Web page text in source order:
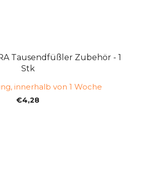
Tausendfüßler Zubehör - 1
Stk
innerhalb von 1 Woche
€4,28